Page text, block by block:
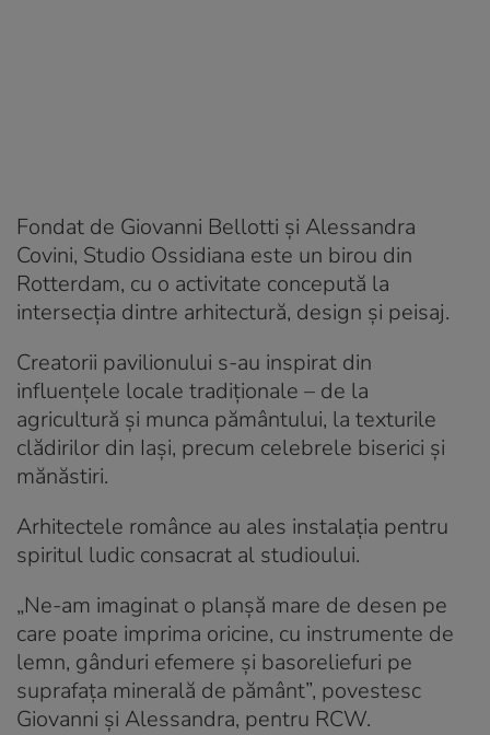
Fondat de Giovanni Bellotti și Alessandra
Covini, Studio Ossidiana este un birou din
Rotterdam, cu o activitate concepută la
intersecția dintre arhitectură, design și peisaj.
Creatorii pavilionului s-au inspirat din
influențele locale tradiționale – de la
agricultură și munca pământului, la texturile
clădirilor din Iași, precum celebrele biserici și
mănăstiri.
Arhitectele românce au ales instalația pentru
spiritul ludic consacrat al studioului.
„Ne-am imaginat o planșă mare de desen pe
care poate imprima oricine, cu instrumente de
lemn, gânduri efemere și basoreliefuri pe
suprafața minerală de pământ”, povestesc
Giovanni și Alessandra, pentru RCW.